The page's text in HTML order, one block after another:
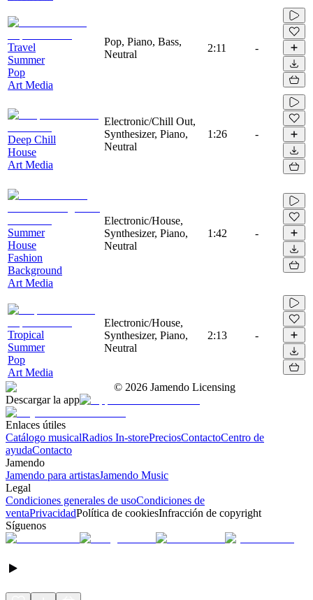
Travel
Summer
Pop
Art Media
Pop, Piano, Bass,
Neutral
2:11 -
Deep Chill
House
Art Media
Electronic/Chill Out,
Synthesizer, Piano,
Neutral
1:26 -
Summer
House
Fashion
Background
Art Media
Electronic/House,
Synthesizer, Piano,
Neutral
1:42 -
Tropical
Summer
Pop
Art Media
Electronic/House,
Synthesizer, Piano,
Neutral
2:13 -
© 2026 Jamendo Licensing
Descargar la app
Enlaces útiles
Catálogo musicalRadios In-storePreciosContactoCentro de
ayudaContacto
Jamendo
Jamendo para artistasJamendo Music
Legal
Condiciones generales de usoCondiciones de
ventaPrivacidadPolítica de cookiesInfracción de copyright
Síguenos